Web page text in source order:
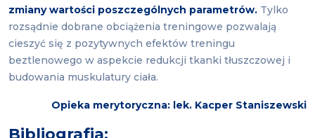
zmiany wartości poszczególnych parametrów. Tylko
rozsądnie dobrane obciążenia treningowe pozwalają
cieszyć się z pozytywnych efektów treningu
beztlenowego w aspekcie redukcji tkanki tłuszczowej i
budowania muskulatury ciała.
Opieka merytoryczna: lek. Kacper Staniszewski
Bibliografia: